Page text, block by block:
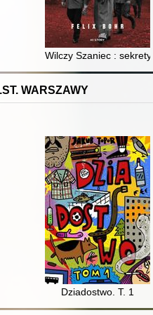
o dominację na
Wilczy Szaniec :
WARSZAWY
Dziadostwo. T. 1